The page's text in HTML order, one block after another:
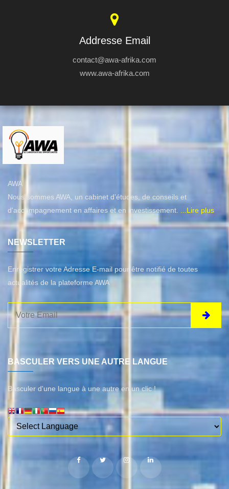
Addresse Email
contact@awa-afrika.com
www.awa-afrika.com
AWA
Nous sommes AWA, un cabinet d’études, de conseils et
d'accompagnement en affaires et en investissement.
...Lire plus
NEWSLETTER
Enregistrer votre Adresse E-mail pour être notifié de toutes
actualités de la plateforme AWA
BASCULER VERS UNE AUTRE LANGUE
Basculer d'une langue à une autre en un clic !